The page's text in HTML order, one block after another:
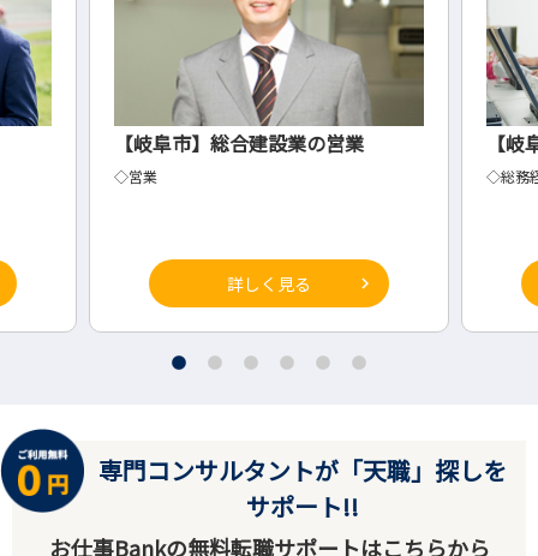
【岐阜市】総合建設業の営業
◇営業
詳しく見る
【
◇総務
専門コンサルタントが「天職」探しを
サポート!!
お仕事Bankの無料転職サポートはこちらから